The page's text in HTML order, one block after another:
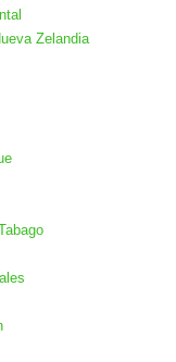
Zelandia